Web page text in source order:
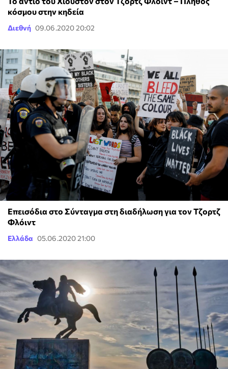
κόσμου στην κηδεία
Διεθνή 09.06.2020 20:02
Επεισόδια στο Σύνταγμα στη διαδήλωση για τον Τζορτζ
Φλόιντ
Ελλάδα 05.06.2020 21:00